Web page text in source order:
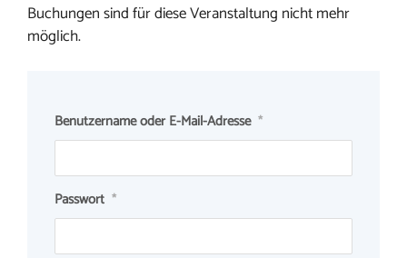
Buchungen sind für diese Veranstaltung nicht mehr
möglich.
Benutzername oder E-Mail-Adresse *
Passwort *